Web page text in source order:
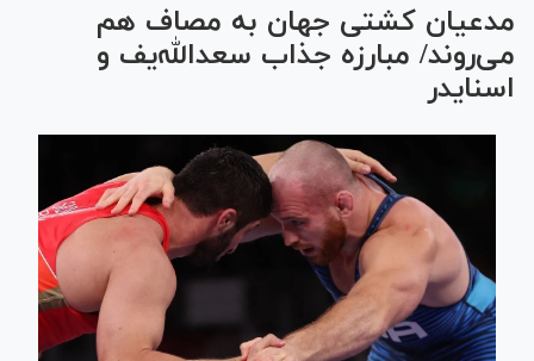
مدعیان کشتی جهان به مصاف هم
می‌روند/ مبارزه جذاب سعدالله‌یف و
اسنایدر